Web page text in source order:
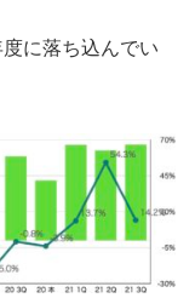
に落ち込んでい